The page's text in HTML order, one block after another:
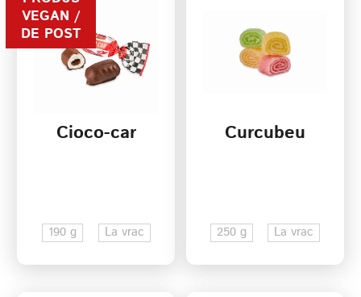
VEGAN /
DE POST
Cioco-car
190 g La vrac
Curcubeu
250 g La vrac